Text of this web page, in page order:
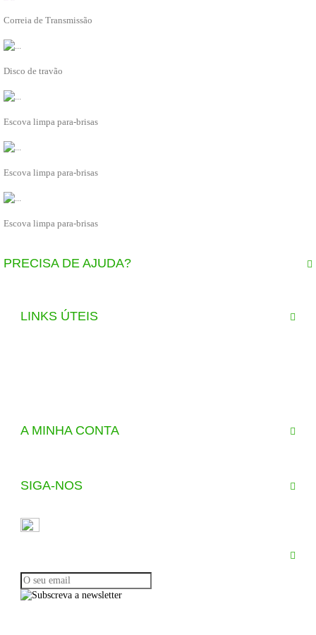
Correia de Transmissão
Disco de travão
Escova limpa para-brisas
Escova limpa para-brisas
Escova limpa para-brisas
PRECISA DE AJUDA?
LINKS ÚTEIS
A MINHA CONTA
SIGA-NOS